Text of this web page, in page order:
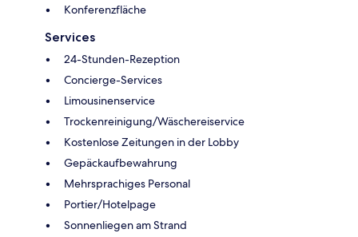
Konferenzfläche
Services
24-Stunden-Rezeption
Concierge-Services
Limousinenservice
Trockenreinigung/Wäschereiservice
Kostenlose Zeitungen in der Lobby
Gepäckaufbewahrung
Mehrsprachiges Personal
Portier/Hotelpage
Sonnenliegen am Strand